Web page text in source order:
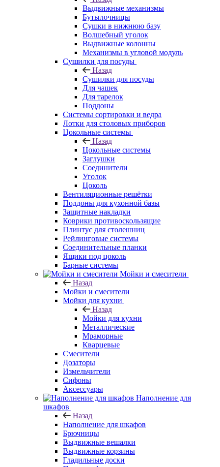
Выдвижные механизмы
Бутылочницы
Сушки в нижнюю базу
Волшебный уголок
Выдвижные колонны
Механизмы в угловой модуль
Сушилки для посуды
Назад
Сушилки для посуды
Для чашек
Для тарелок
Поддоны
Системы сортировки и ведра
Лотки для столовых приборов
Цокольные системы
Назад
Цокольные системы
Заглушки
Соединители
Уголок
Цоколь
Вентиляционные решётки
Поддоны для кухонной базы
Защитные накладки
Коврики противоскользящие
Плинтус для столешниц
Рейлинговые системы
Соединительные планки
Ящики под цоколь
Барные системы
Мойки и смесители
Назад
Мойки и смесители
Мойки для кухни
Назад
Мойки для кухни
Металлические
Мраморные
Кварцевые
Смесители
Дозаторы
Измельчители
Сифоны
Аксессуары
Наполнение для
шкафов
Назад
Наполнение для шкафов
Брючницы
Выдвижные вешалки
Выдвижные корзины
Гладильные доски